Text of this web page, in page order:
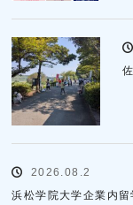
2026.08.2
浜松学院大学企業内